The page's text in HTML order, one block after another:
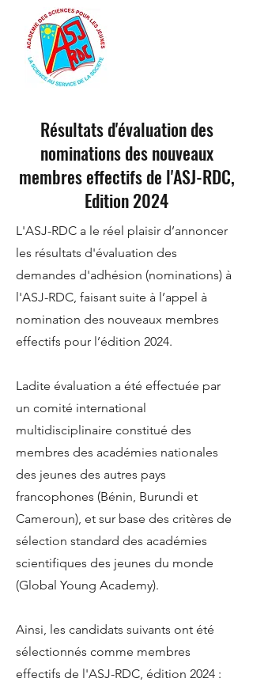
Résultats d'évaluation des
nominations des nouveaux
membres effectifs de l'ASJ-RDC,
Edition 2024
L'ASJ-RDC a le réel plaisir d’annoncer
les résultats d'évaluation des
demandes d'adhésion (nominations) à
l'ASJ-RDC, faisant suite à l’appel à
nomination des nouveaux membres
effectifs pour l’édition 2024.​​​
Ladite évaluation a été effectuée par
un comité international
multidisciplinaire constitué des
membres des académies nationales
des jeunes des autres pays
francophones (Bénin, Burundi et
Cameroun), et sur base des critères de
sélection standard des académies
scientifiques des jeunes du monde
(Global Young Academy).
Ainsi, les candidats suivants ont été
sélectionnés comme membres
effectifs de l'ASJ-RDC, édition 2024 :